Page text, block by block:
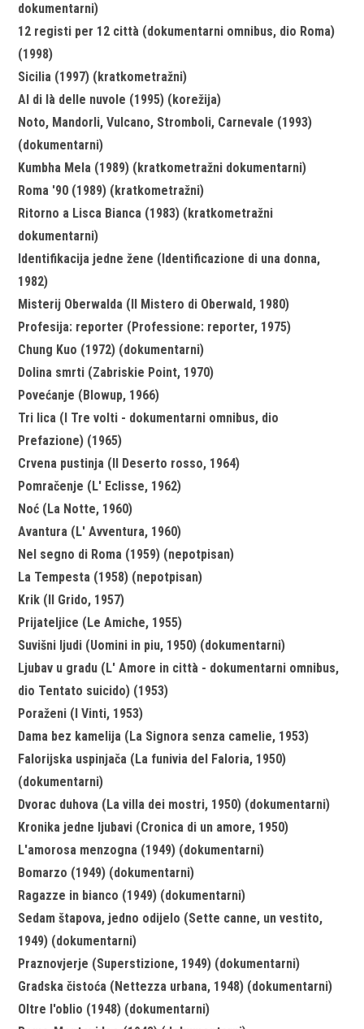
dokumentarni)
12 registi per 12 città (dokumentarni omnibus, dio Roma)
(1998)
Sicilia (1997) (kratkometražni)
Al di là delle nuvole (1995) (korežija)
Noto, Mandorli, Vulcano, Stromboli, Carnevale (1993)
(dokumentarni)
Kumbha Mela (1989) (kratkometražni dokumentarni)
Roma '90 (1989) (kratkometražni)
Ritorno a Lisca Bianca (1983) (kratkometražni
dokumentarni)
Identifikacija jedne žene (Identificazione di una donna,
1982)
Misterij Oberwalda (Il Mistero di Oberwald, 1980)
Profesija: reporter (Professione: reporter, 1975)
Chung Kuo (1972) (dokumentarni)
Dolina smrti (Zabriskie Point, 1970)
Povećanje (Blowup, 1966)
Tri lica (I Tre volti - dokumentarni omnibus, dio
Prefazione) (1965)
Crvena pustinja (Il Deserto rosso, 1964)
Pomračenje (L' Eclisse, 1962)
Noć (La Notte, 1960)
Avantura (L' Avventura, 1960)
Nel segno di Roma (1959) (nepotpisan)
La Tempesta (1958) (nepotpisan)
Krik (Il Grido, 1957)
Prijateljice (Le Amiche, 1955)
Suvišni ljudi (Uomini in piu, 1950) (dokumentarni)
Ljubav u gradu (L' Amore in città - dokumentarni omnibus,
dio Tentato suicido) (1953)
Poraženi (I Vinti, 1953)
Dama bez kamelija (La Signora senza camelie, 1953)
Falorijska uspinjača (La funivia del Faloria, 1950)
(dokumentarni)
Dvorac duhova (La villa dei mostri, 1950) (dokumentarni)
Kronika jedne ljubavi (Cronica di un amore, 1950)
L'amorosa menzogna (1949) (dokumentarni)
Bomarzo (1949) (dokumentarni)
Ragazze in bianco (1949) (dokumentarni)
Sedam štapova, jedno odijelo (Sette canne, un vestito,
1949) (dokumentarni)
Praznovjerje (Superstizione, 1949) (dokumentarni)
Gradska čistoća (Nettezza urbana, 1948) (dokumentarni)
Oltre l'oblio (1948) (dokumentarni)